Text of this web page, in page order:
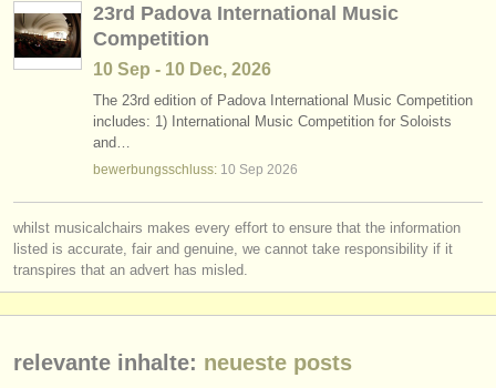
23rd Padova International Music
Competition
10 Sep - 10 Dec, 2026
The 23rd edition of Padova International Music Competition
includes: 1) International Music Competition for Soloists
and…
bewerbungsschluss: 10 Sep 2026
whilst musicalchairs makes every effort to ensure that the information
listed is accurate, fair and genuine, we cannot take responsibility if it
transpires that an advert has misled.
relevante inhalte: neueste posts